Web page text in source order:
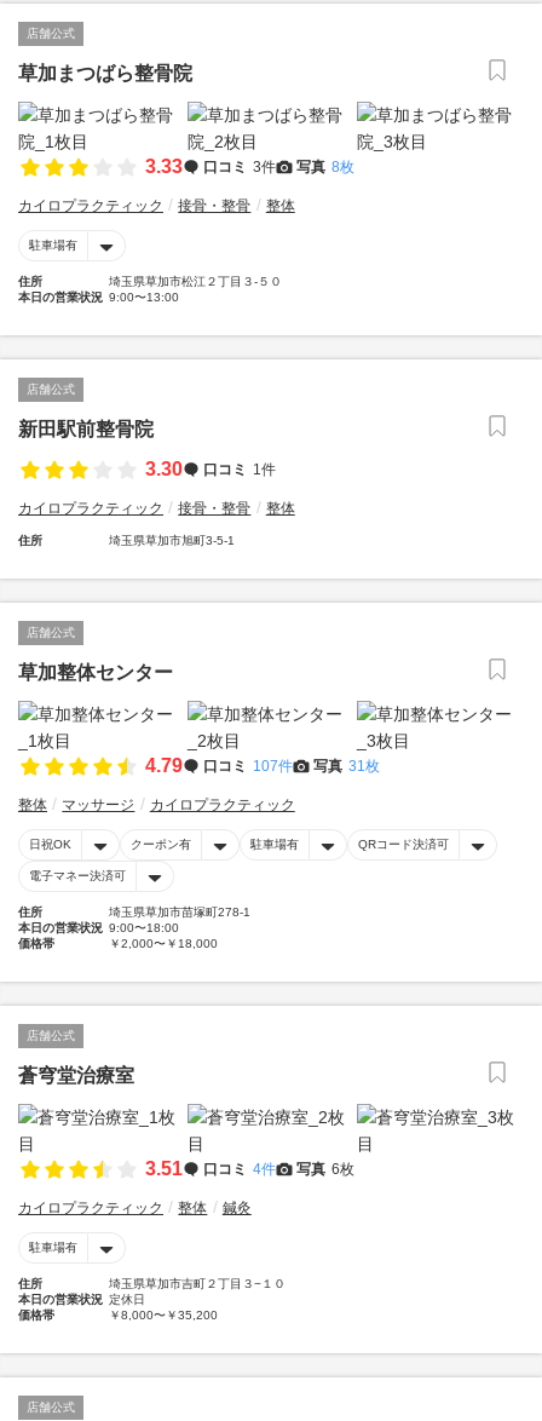
店舗公式
草加まつばら整骨院
3.33 口コミ 3件 写真 8枚
カイロプラクティック 接骨・整骨 整体
駐車場有
住所
埼玉県草加市松江２丁目３-５０
本日の営業状況 9:00〜13:00
店舗公式
新田駅前整骨院
3.30
口コミ 1件
カイロプラクティック 接骨・整骨 整体
住所 埼玉県草加市旭町3-5-1
店舗公式
草加整体センター
4.79 口コミ 107件 写真 31枚
整体 マッサージ カイロプラクティック
日祝OK クーポン有 駐車場有 QRコード決済可
電子マネー決済可
住所
埼玉県草加市苗塚町278-1
本日の営業状況 9:00〜18:00
価格帯
￥2,000〜￥18,000
店舗公式
蒼穹堂治療室
3.51 口コミ 4件 写真 6枚
カイロプラクティック 整体 鍼灸
駐車場有
住所
埼玉県草加市吉町２丁目３−１０
本日の営業状況 定休日
価格帯
￥8,000〜￥35,200
店舗公式